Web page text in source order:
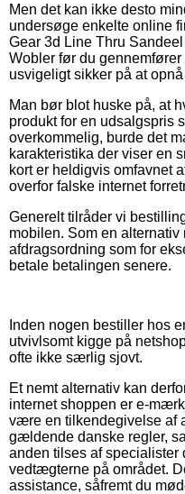
Men det kan ikke desto
undersøge enkelte online
Gear 3d Line Thru
Wobler før du
usvigeligt sikker på at
Man bør blot huske på, at
produkt for en udsalgspris
overkommelig, burde det
karakteristika der viser en
kort er heldigvis omfavnet
overfor falske internet
Generelt tilråder vi
mobilen. Som en
afdragsordning som for
betale betalingen senere.
Inden nogen bestiller hos
utvivlsomt kigge på
ofte ikke særlig sjovt.
Et nemt alternativ kan
internet shoppen er e-
være en tilkendegivelse af
gældende danske regler,
anden tilses af specialister
vedtægterne på området.
assistance, såfremt du